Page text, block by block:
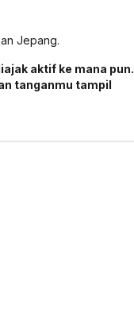
Jepang.
aktif ke mana pun.
tanganmu tampil